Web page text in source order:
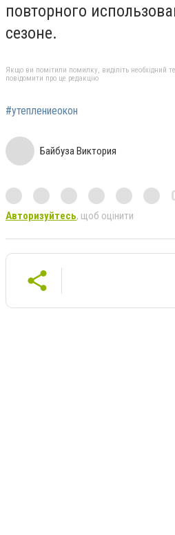
повторного
сезоне.
Якщо ви помітили помилку, виділіть необхідний
повідомити про це редакцію
#утеплениеокон
Байбуза Виктория
Авторизуйтесь, щоб оцінити